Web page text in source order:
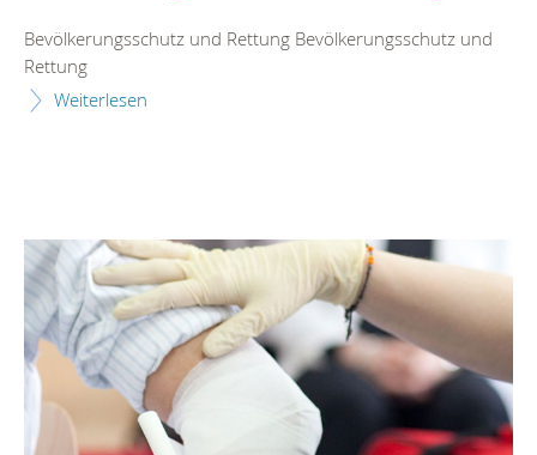
Bevölkerungsschutz und Rettung Bevölkerungsschutz und
Rettung
Weiterlesen